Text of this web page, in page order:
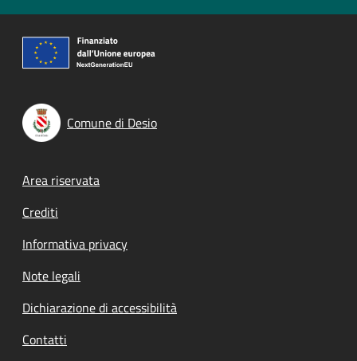
Comune di Desio
Footer menu
Area riservata
Crediti
Informativa privacy
Note legali
Dichiarazione di accessibilità
Contatti